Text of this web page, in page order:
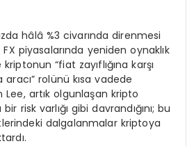
hâlâ %3 civarında direnmesi
piyasalarında yeniden oynaklık
“fiat zayıflığına karşı
rolünü kısa vadede
Lee, artık olgunlaşan kripto
bir risk varlığı gibi davrandığını; bu
dalgalanmalar kriptoya